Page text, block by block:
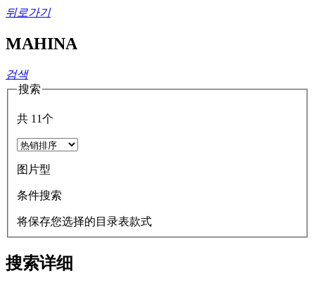
뒤로가기
MAHINA
검색
搜索
共 11个
图片型
条件搜索
将保存您选择的目录表款式
搜索详细